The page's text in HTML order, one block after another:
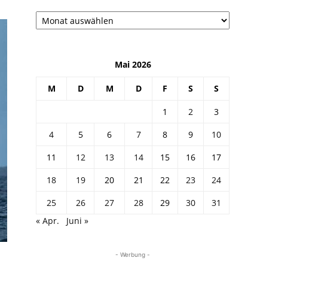
Архив
Mai 2026
M D M D F S S
1 2
3
4
5 6 7 8 9
10
11
12 13 14 15 16
17
18
19 20 21 22 23
24
25
26 27 28 29 30
31
« Apr.
Juni »
- Werbung -